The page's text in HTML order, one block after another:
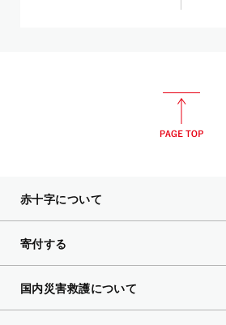
赤十字について
寄付する
国内災害救護について